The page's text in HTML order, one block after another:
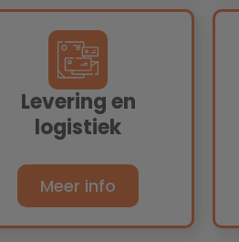
Levering en
logistiek
Meer info